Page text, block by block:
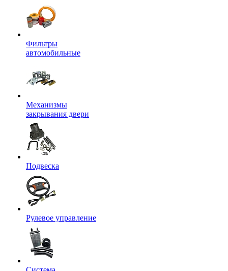
Фильтры
автомобильные
Механизмы
закрывания двери
Подвеска
Рулевое управление